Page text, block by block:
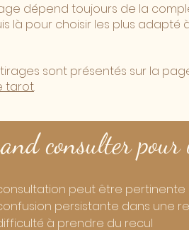
dépend toujours de la
là pour choisir les plus adapté
sont présentés sur la
tarot.
consulter
peut être pertinente
persistante dans une
à prendre du recul